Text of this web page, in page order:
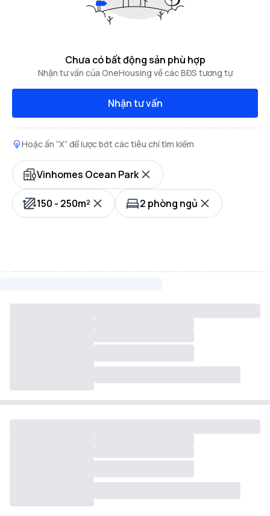
Chưa có bất động sản phù hợp
Nhận tư vấn của OneHousing về các BĐS tương tự
Nhận tư vấn
Hoặc ấn “X” để lược bớt các tiêu chí tìm kiếm
Vinhomes Ocean Park
150 - 250m² 2 phòng ngủ